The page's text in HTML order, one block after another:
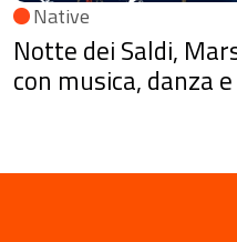
Native
Notte dei Saldi,
con musica, danza